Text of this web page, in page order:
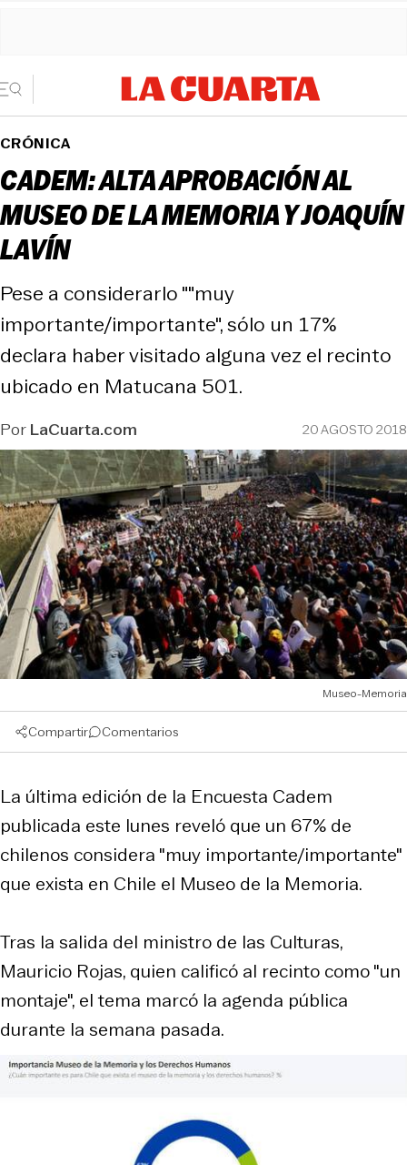
CRÓNICA
CADEM: ALTA APROBACIÓN AL
MUSEO DE LA MEMORIA Y JOAQUÍN
LAVÍN
Pese a considerarlo ""muy
importante/importante", sólo un 17%
declara haber visitado alguna vez el recinto
ubicado en Matucana 501.
PorLaCuarta.com 20 AGOSTO 2018
Museo-Memoria
Compartir Comentarios
La última edición de la Encuesta Cadem
publicada este lunes reveló que un 67% de
chilenos considera "muy importante/importante"
que exista en Chile el Museo de la Memoria.
Tras la salida del ministro de las Culturas,
Mauricio Rojas, quien calificó al recinto como "un
montaje", el tema marcó la agenda pública
durante la semana pasada.